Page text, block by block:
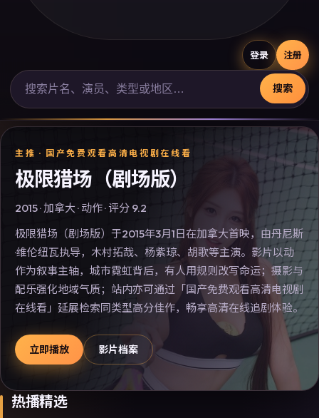
登录 注册
搜索
主推 · 国产免费观看高清电视剧在线看
极限猎场（剧场版）
2015·加拿大 · 动作· 评分 9.2
极限猎场（剧场版）于2015年3月1日在加拿大首映，由丹尼斯
·维伦纽瓦执导，木村拓哉、杨紫琼、胡歌等主演。影片以动
作为叙事主轴，城市霓虹背后，有人用规则改写命运；摄影与
配乐强化地域气质；站内亦可通过「国产免费观看高清电视剧
在线看」延展检索同类型高分佳作，畅享高清在线追剧体验。
立即播放 影片档案
热播精选